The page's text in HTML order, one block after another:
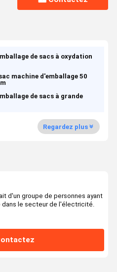
de sacs à oxydation
machine d'emballage 50
de sacs à grande
Regardez plus
d'un groupe de personnes ayant
le secteur de l'électricité.